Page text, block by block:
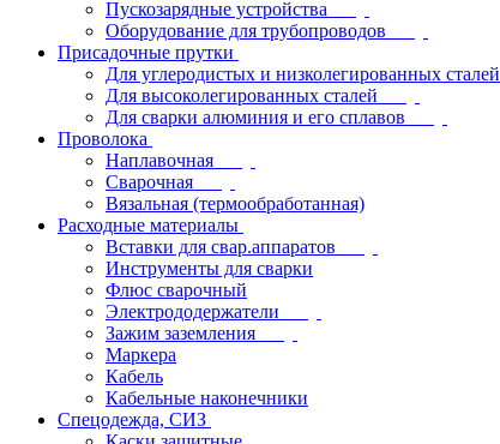
Пускозарядные устройства
Оборудование для трубопроводов
Присадочные прутки
Для углеродистых и низколегированных сталей
Для высоколегированных сталей
Для сварки алюминия и его сплавов
Проволока
Наплавочная
Сварочная
Вязальная (термообработанная)
Расходные материалы
Вставки для свар.аппаратов
Инструменты для сварки
Флюс сварочный
Электрододержатели
Зажим заземления
Маркера
Кабель
Кабельные наконечники
Спецодежда, СИЗ